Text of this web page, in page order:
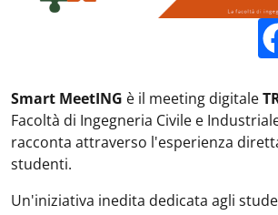
Smart MeetING è il meeting digitale
Facoltà di Ingegneria Civile e
racconta attraverso l'esperienza
studenti.
Un'iniziativa inedita dedicata agli